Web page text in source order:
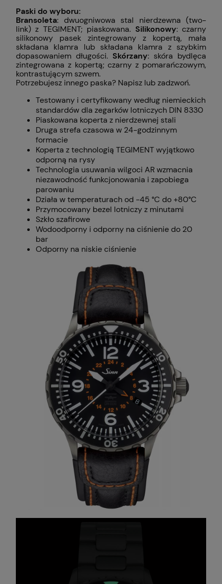
Paski do wyboru:
Bransoleta: dwuogniwowa stal nierdzewna (two-
link) z TEGIMENT; piaskowana. Silikonowy: czarny
silikonowy pasek zintegrowany z kopertą, mała
składana klamra lub składana klamra z szybkim
dopasowaniem długości. Skórzany: skóra bydlęca
zintegrowana z kopertą; czarny z pomarańczowym,
kontrastującym szwem.
Potrzebujesz innego paska? Napisz lub zadzwoń.
Testowany i certyfikowany według niemieckich
standardów dla zegarków lotniczych DIN 8330
Piaskowana koperta z nierdzewnej stali
Druga strefa czasowa w 24-godzinnym
formacie
Koperta z technologią TEGIMENT wyjątkowo
odporną na rysy
Technologia usuwania wilgoci AR wzmacnia
niezawodność funkcjonowania i zapobiega
parowaniu
Działa w temperaturach od -45 °C do +80°C
Przymocowany bezel lotniczy z minutami
Szkło szafirowe
Wodoodporny i odporny na ciśnienie do 20
bar
Odporny na niskie ciśnienie